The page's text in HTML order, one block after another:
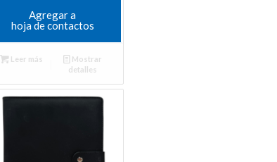
Agregar a
hoja de contactos
Leer más
Mostrar
detalles